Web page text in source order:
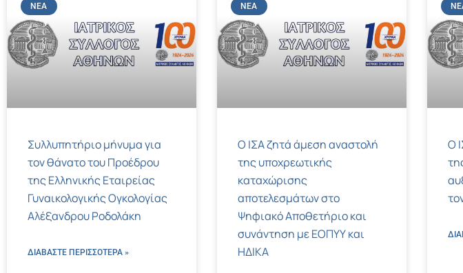
ΝΈΑ
Συλλυπητήριο μήνυμα για
τον θάνατο του Προέδρου
της Ελληνικής Εταιρείας
Γυναικολογικής Ογκολογίας
Αλέξανδρου Ροδολάκη
ΔΙΑΒΑΣΤΕ ΠΕΡΙΣΣΌΤΕΡΑ »
ΝΈΑ
Ο ΙΣΑ ζητά άμεση αναστολή
της υποχρεωτικής
καταχώρισης
αποτελεσμάτων στο
Ψηφιακό Αποθετήριο και
συνάντηση με ΕΟΠΥΥ και
ΗΔΙΚΑ
Ο